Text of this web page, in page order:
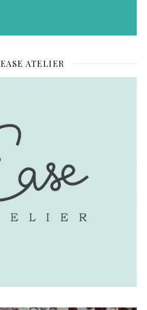
EASE ATELIER